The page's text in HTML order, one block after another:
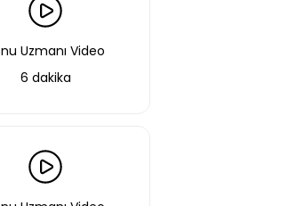
Uzmanı Video
6 dakika